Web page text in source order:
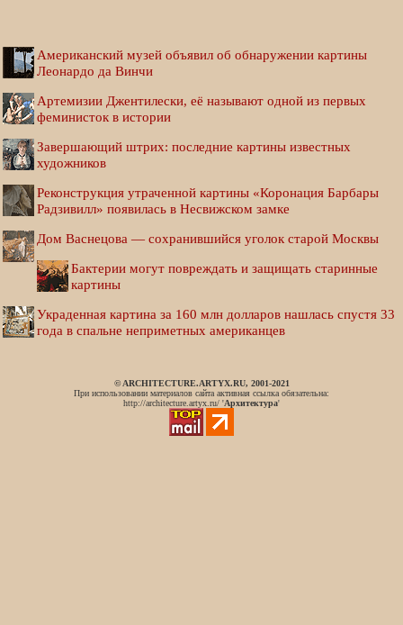
Американский музей объявил об обнаружении картины
Леонардо да Винчи
Артемизии Джентилески, её называют одной из первых
феминисток в истории
Завершающий штрих: последние картины известных
художников
Реконструкция утраченной картины «Коронация Барбары
Радзивилл» появилась в Несвижском замке
Дом Васнецова — сохранившийся уголок старой Москвы
Бактерии могут повреждать и защищать старинные
картины
Украденная картина за 160 млн долларов нашлась спустя 33
года в спальне неприметных американцев
© ARCHITECTURE.ARTYX.RU, 2001-2021
При использовании материалов сайта активная ссылка обязательна:
http://architecture.artyx.ru/ 'Архитектура'